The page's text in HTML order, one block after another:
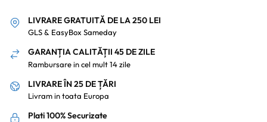
LIVRARE GRATUITĂ DE LA 250 LEI
GLS & EasyBox Sameday
GARANȚIA CALITĂȚII 45 DE ZILE
Rambursare in cel mult 14 zile
LIVRARE ÎN 25 DE ȚĂRI
Livram in toata Europa
Plati 100% Securizate